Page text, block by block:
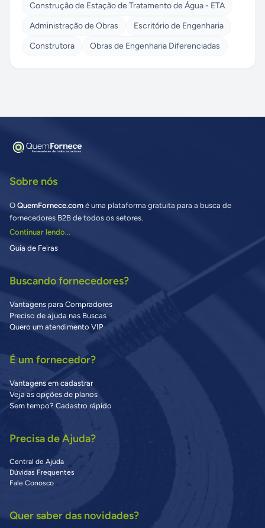
Construção de Estação de Tratamento de Água - ETA
Administração de Obras
Escritório de Engenharia
Construtora
Obras de Engenharia Diferenciadas
Sobre nós
O QuemFornece.com é uma plataforma gratuita para a busca de
fornecedores B2B de todos os setores.
Continuar lendo...
Guia de Feiras
Buscando fornecedores?
Vantagens para Compradores
Preciso de ajuda nas Buscas
Quero um atendimento VIP
É um fornecedor?
Vantagens em cadastrar
Veja as opções de planos
Sem tempo? Cadastro rápido
Precisa de Ajuda?
Central de Ajuda
Dúvidas Frequentes
Fale Conosco
Quer saber das novidades?